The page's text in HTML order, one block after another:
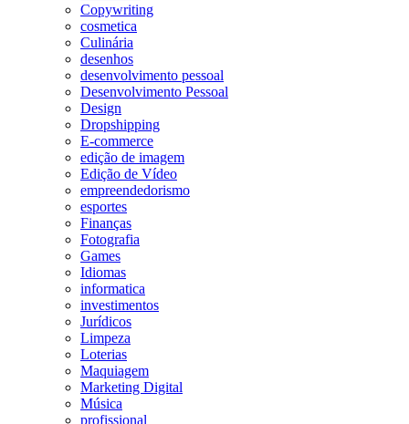
Copywriting
cosmetica
Culinária
desenhos
desenvolvimento pessoal
Desenvolvimento Pessoal
Design
Dropshipping
E-commerce
edição de imagem
Edição de Vídeo
empreendedorismo
esportes
Finanças
Fotografia
Games
Idiomas
informatica
investimentos
Jurídicos
Limpeza
Loterias
Maquiagem
Marketing Digital
Música
profissional